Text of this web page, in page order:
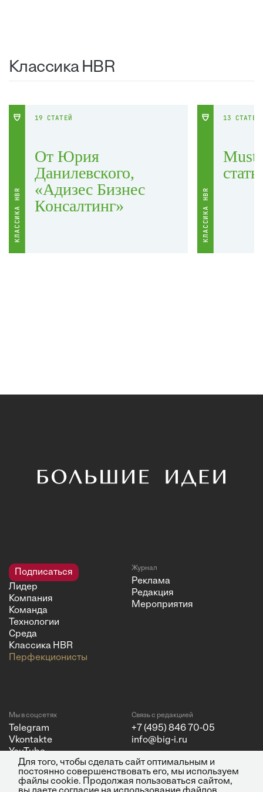
Классика HBR
КЛАССИКА HBR
19 СТАТЕЙ
От Юрия
Данилевского,
«Адизес Бизнес
Консалтинг»
КЛАССИКА HBR
13 СТАТЕЙ
Must
Подписаться
Лидер
Компания
Команда
Технологии
Среда
Классика HBR
Перфекционисты
Журнал
Реклама
Редакция
Мероприятия
Мы в соцсетях
Telegram
Vkontakte
YouTube
Связь с редакцией
+7 (495) 846 70-05
info@big-i.ru
Для того, чтобы сделать сайт оптимальным и
постоянно совершенствовать его, мы используем
файлы cookie. Продолжая пользоваться сайтом,